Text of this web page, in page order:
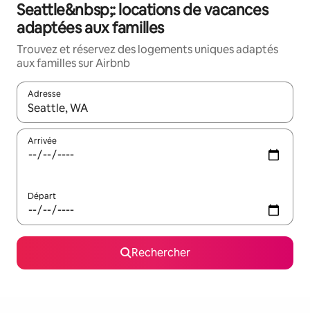
Seattle&nbsp;: locations de vacances
adaptées aux familles
Trouvez et réservez des logements uniques adaptés
aux familles sur Airbnb
Adresse
Lorsque les résultats s'affichent, utilisez les flèches vers le
Arrivée
Départ
Rechercher